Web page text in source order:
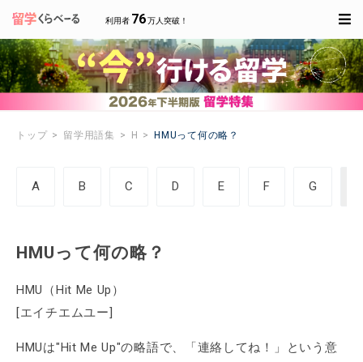
利用者 76万人突破！
トップ 留学用語集 H HMUって何の略？
A B C D E F G
HMUって何の略？
HMU（Hit Me Up）
[エイチエムユー]
HMUは"Hit Me Up"の略語で、「連絡してね！」という意